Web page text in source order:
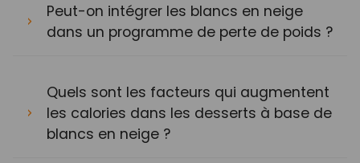
Peut-on intégrer les blancs en neige
dans un programme de perte de poids ?
Quels sont les facteurs qui augmentent
les calories dans les desserts à base de
blancs en neige ?